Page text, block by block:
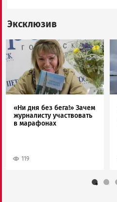
Эксклюзив
Image
«Ни дня без бега!» Зачем
журналисту участвовать
в марафонах
119